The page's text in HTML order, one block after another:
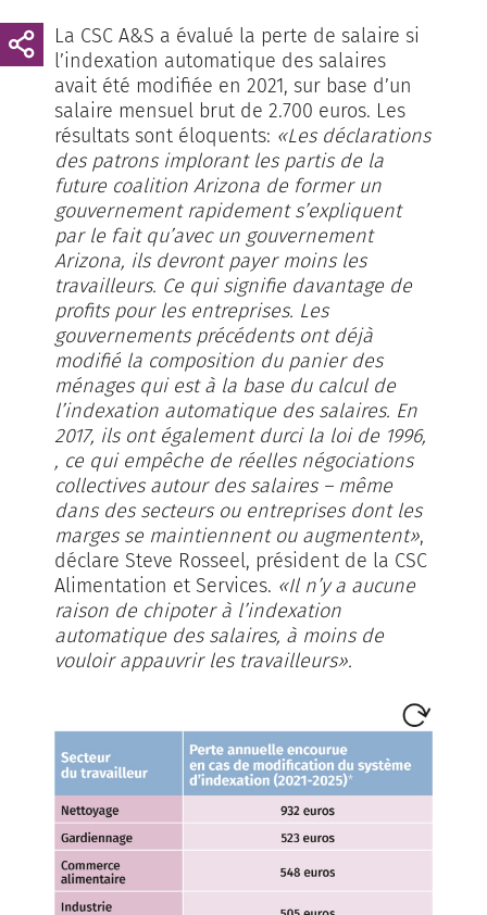
La CSC A&S a évalué la perte de salaire si
l’indexation automatique des salaires
avait été modifiée en 2021, sur base d’un
salaire mensuel brut de 2.700 euros. Les
résultats sont éloquents: «Les déclarations
des patrons implorant les partis de la
future coalition Arizona de former un
gouvernement rapidement s’expliquent
par le fait qu’avec un gouvernement
Arizona, ils devront payer moins les
travailleurs. Ce qui signifie davantage de
profits pour les entreprises. Les
gouvernements précédents ont déjà
modifié la composition du panier des
ménages qui est à la base du calcul de
l’indexation automatique des salaires. En
2017, ils ont également durci la loi de 1996,
, ce qui empêche de réelles négociations
collectives autour des salaires – même
dans des secteurs ou entreprises dont les
marges se maintiennent ou augmentent»,
déclare Steve Rosseel, président de la CSC
Alimentation et Services. «Il n’y a aucune
raison de chipoter à l’indexation
automatique des salaires, à moins de
vouloir appauvrir les travailleurs».